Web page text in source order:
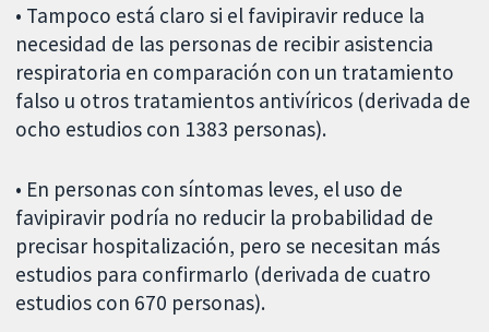
• Tampoco está claro si el favipiravir reduce la
necesidad de las personas de recibir asistencia
respiratoria en comparación con un tratamiento
falso u otros tratamientos antivíricos (derivada de
ocho estudios con 1383 personas).
• En personas con síntomas leves, el uso de
favipiravir podría no reducir la probabilidad de
precisar hospitalización, pero se necesitan más
estudios para confirmarlo (derivada de cuatro
estudios con 670 personas).